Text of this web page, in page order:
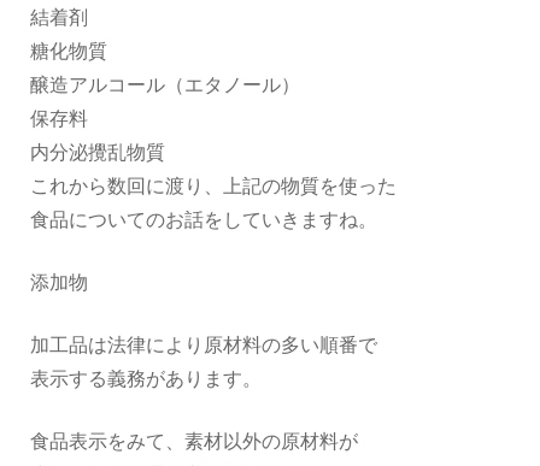
結着剤
糖化物質
醸造アルコール（エタノール）
保存料
内分泌攪乱物質
これから数回に渡り、上記の物質を使った
食品についてのお話をしていきますね。
添加物
加工品は法律により原材料の多い順番で
表示する義務があります。
食品表示をみて、素材以外の原材料が